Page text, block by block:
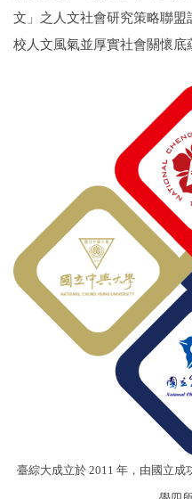
文」之人文社會研究策略聯
校人文風氣並厚實社會關懷底
臺綜大成立於 2011 年，由國立